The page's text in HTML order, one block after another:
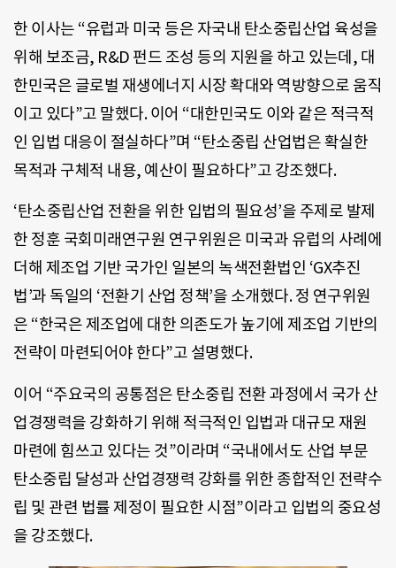
한 이사는 “유럽과 미국 등은 자국내 탄소중립산업 육성을
위해 보조금, R&D 펀드 조성 등의 지원을 하고 있는데, 대
한민국은 글로벌 재생에너지 시장 확대와 역방향으로 움직
이고 있다”고 말했다. 이어 “대한민국도 이와 같은 적극적
인 입법 대응이 절실하다”며 “탄소중립 산업법은 확실한
목적과 구체적 내용, 예산이 필요하다”고 강조했다.
‘탄소중립산업 전환을 위한 입법의 필요성’을 주제로 발제
한 정훈 국회미래연구원 연구위원은 미국과 유럽의 사례에
더해 제조업 기반 국가인 일본의 녹색전환법인 ‘GX추진
법’과 독일의 ‘전환기 산업 정책’을 소개했다. 정 연구위원
은 “한국은 제조업에 대한 의존도가 높기에 제조업 기반의
전략이 마련되어야 한다”고 설명했다.
이어 “주요국의 공통점은 탄소중립 전환 과정에서 국가 산
업경쟁력을 강화하기 위해 적극적인 입법과 대규모 재원
마련에 힘쓰고 있다는 것”이라며 “국내에서도 산업 부문
탄소중립 달성과 산업경쟁력 강화를 위한 종합적인 전략수
립 및 관련 법률 제정이 필요한 시점”이라고 입법의 중요성
을 강조했다.